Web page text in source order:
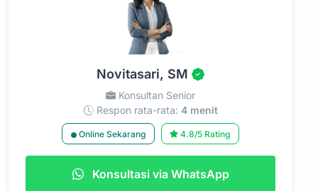
Novitasari, SM
Konsultan Senior
Respon rata-rata: 4 menit
Online Sekarang 4.8/5 Rating
Konsultasi via WhatsApp